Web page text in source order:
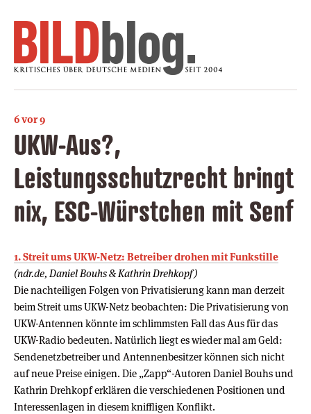
6 vor 9
UKW-Aus?,
Leistungsschutzrecht bringt
nix, ESC-Würstchen mit Senf
1. Streit ums UKW-Netz: Betreiber drohen mit Funkstille
(ndr.de, Daniel Bouhs & Kathrin Drehkopf)
Die nachteiligen Folgen von Privatisierung kann man derzeit
beim Streit ums UKW-Netz beobachten: Die Privatisierung von
UKW-Antennen könnte im schlimmsten Fall das Aus für das
UKW-Radio bedeuten. Natürlich liegt es wieder mal am Geld:
Sendenetzbetreiber und Antennenbesitzer können sich nicht
auf neue Preise einigen. Die „Zapp“-Autoren Daniel Bouhs und
Kathrin Drehkopf erklären die verschiedenen Positionen und
Interessenlagen in diesem kniffligen Konflikt.